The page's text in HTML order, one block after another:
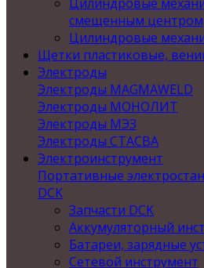
смещенным центром
Цилиндровые
Щетки пластиковые,
Электроды
Электроды MAGMAWELD
Электроды МОНОЛИТ
Электроды МЭЗ
Электроды СТАСВА
Электроинструмент
Портативные
DCK
Запчасти DCK
Аккумуляторный
Батареи, зарядные
Сетевой инструмент